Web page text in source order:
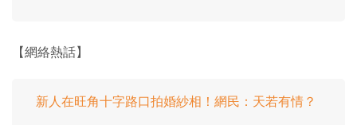
【網絡熱話】
新人在旺角十字路口拍婚紗相！網民：天若有情？